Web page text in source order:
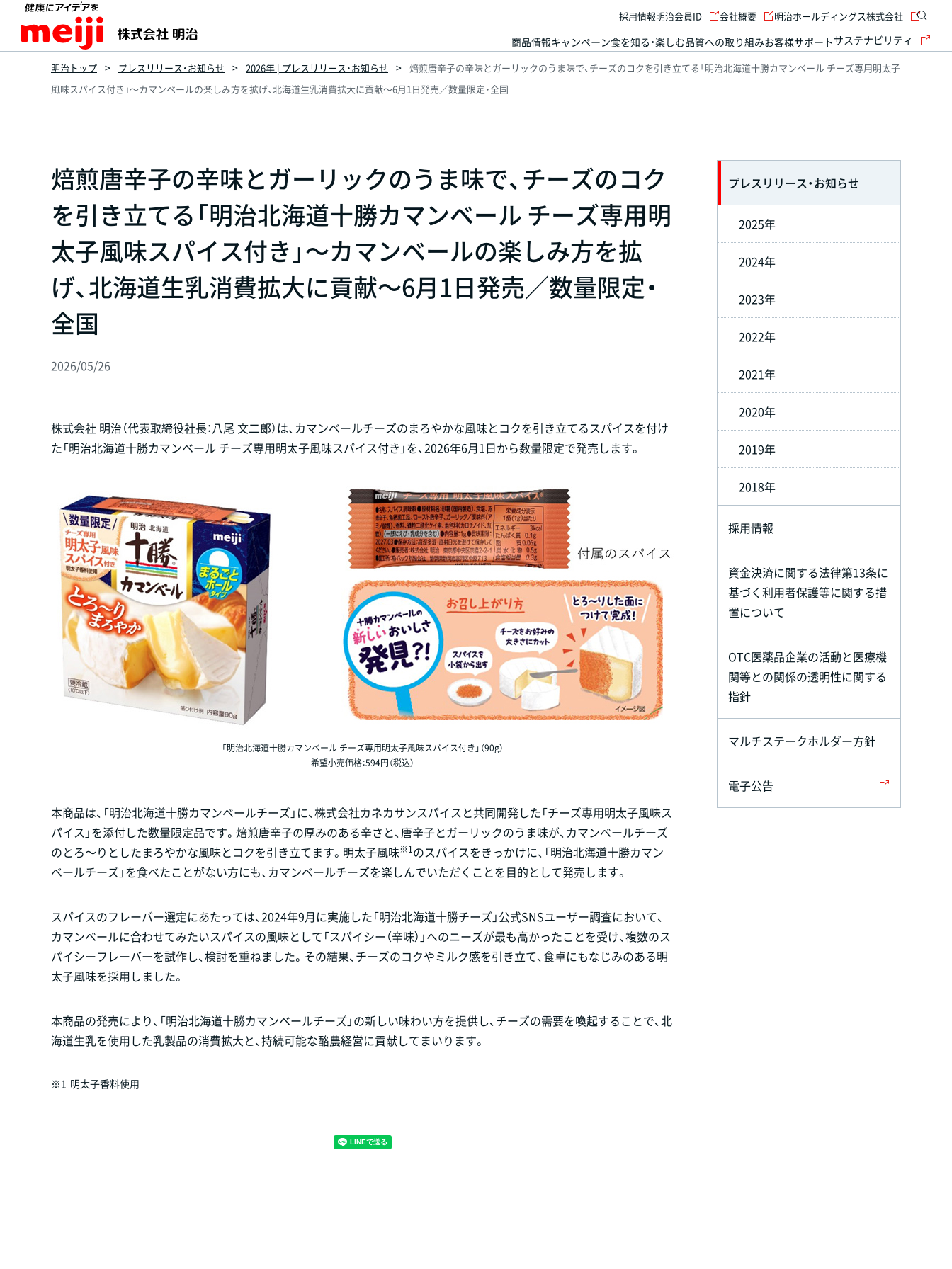
商品情報キャンペーン食を知る・楽しむ品質への取り組みお客様サポートサステナビリティ
採用情報明治会員ID 会社概要 明治ホールディングス株式会社
明治トップ プレスリリース・お知らせ 2026年 | プレスリリース・お知らせ
焙煎唐辛子の辛味とガーリックのうま味で、チーズのコクを引き立てる「明治北海道十勝カマンベール チーズ専用明太子
風味スパイス付き」～カマンベールの楽しみ方を拡げ、北海道生乳消費拡大に貢献～6月1日発売／数量限定・全国
焙煎唐辛子の辛味とガーリックのうま味で、チーズのコク
を引き立てる「明治北海道十勝カマンベール チーズ専用明
太子風味スパイス付き」～カマンベールの楽しみ方を拡
げ、北海道生乳消費拡大に貢献～6月1日発売／数量限定・
全国
2026/05/26
株式会社 明治（代表取締役社長：八尾 文二郎）は、カマンベールチーズのまろやかな風味とコクを引き立てるスパイスを付け
た「明治北海道十勝カマンベール チーズ専用明太子風味スパイス付き」を、2026年6月1日から数量限定で発売します。
「明治北海道十勝カマンベール チーズ専用明太子風味スパイス付き」（90g）
希望小売価格：594円（税込）
本商品は、「明治北海道十勝カマンベールチーズ」に、株式会社カネカサンスパイスと共同開発した「チーズ専用明太子風味ス
パイス」を添付した数量限定品です。焙煎唐辛子の厚みのある辛さと、唐辛子とガーリックのうま味が、カマンベールチーズ
のとろ～りとしたまろやかな風味とコクを引き立てます。明太子風味※1のスパイスをきっかけに、「明治北海道十勝カマン
ベールチーズ」を食べたことがない方にも、カマンベールチーズを楽しんでいただくことを目的として発売します。
スパイスのフレーバー選定にあたっては、2024年9月に実施した「明治北海道十勝チーズ」公式SNSユーザー調査において、
カマンベールに合わせてみたいスパイスの風味として「スパイシー（辛味）」へのニーズが最も高かったことを受け、複数のス
パイシーフレーバーを試作し、検討を重ねました。その結果、チーズのコクやミルク感を引き立て、食卓にもなじみのある明
太子風味を採用しました。
本商品の発売により、「明治北海道十勝カマンベールチーズ」の新しい味わい方を提供し、チーズの需要を喚起することで、北
海道生乳を使用した乳製品の消費拡大と、持続可能な酪農経営に貢献してまいります。
※1 明太子香料使用
プレスリリース・お知らせ
2025年
2024年
2023年
2022年
2021年
2020年
2019年
2018年
採用情報
資金決済に関する法律第13条に
基づく利用者保護等に関する措
置について
OTC医薬品企業の活動と医療機
関等との関係の透明性に関する
指針
マルチステークホルダー方針
電子公告